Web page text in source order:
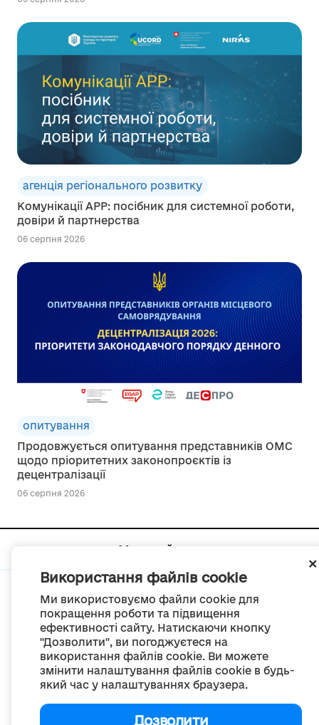
Використання файлів cookie
Ми використовуємо файли cookie для
покращення роботи та підвищення
ефективності сайту. Натискаючи кнопку
"Дозволити", ви погоджуєтеся на
використання файлів cookie. Ви можете
змінити налаштування файлів cookie в будь-
який час у налаштуваннях браузера.
Дозволити
агенція регіонального розвитку
Комунікації АРР: посібник для системної роботи,
довіри й партнерства
06 серпня 2026
опитування
Продовжується опитування представників ОМС
щодо пріоритетних законопроєктів із
децентралізації
06 серпня 2026
Мапа сайту
© Портал «Децентралізація», 2022
Проект був створений 2014 року для комунікації реформи місцевого
самоврядування
та територіальної організації влади в Україні.
Створення та наповнення - ГО «Портал «Децентралізація»
Creative Commons Attribution 4.0 International license,
якщо не зазначено інше